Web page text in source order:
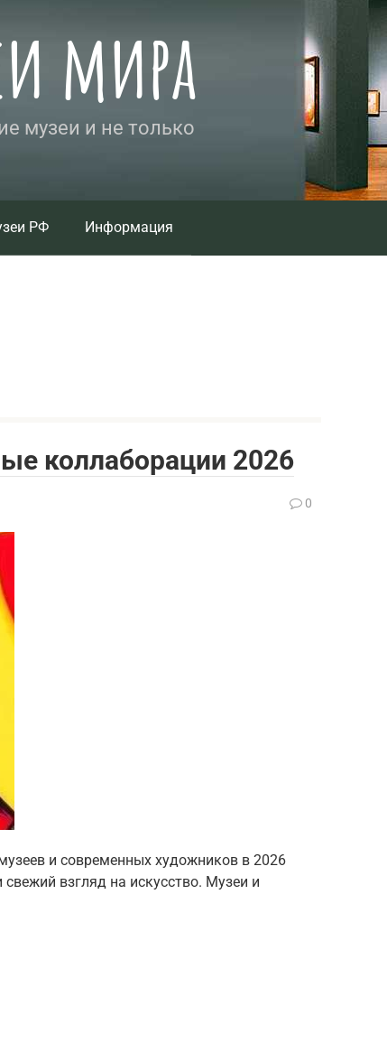
мира
музеи и не только
РФ Информация
коллаборации 2026
0
и современных художников в 2026
взгляд на искусство. Музеи и